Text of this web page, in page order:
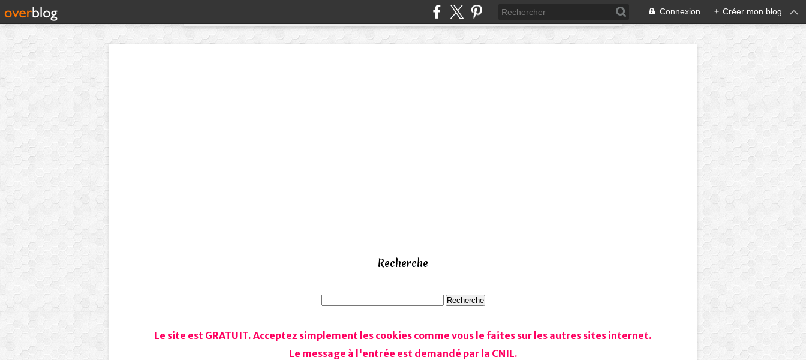
Connexion + Créer mon blog
Recherche
Le site est GRATUIT. Acceptez simplement les cookies comme vous le faites sur les autres sites internet.
Le message à l'entrée est demandé par la CNIL.